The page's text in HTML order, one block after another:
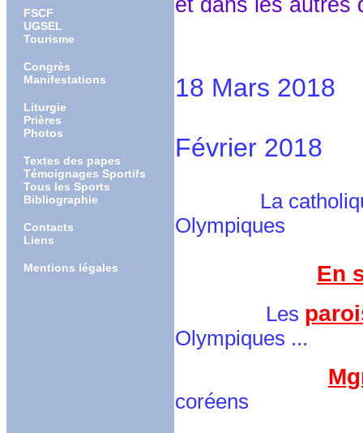
FSCF
UGSEL
Tourisme
Congrès
Manifestations
Liturgie
Prières
Photos
Textes des papes
Témoignages Sportifs
Tous les Sports
Bibliographie
Contacts
Liens
Mentions légales
et dans les autres
18 Mars 2018
Février 2018
La
Olympiques
En
Les
Olympiques ...
coréens